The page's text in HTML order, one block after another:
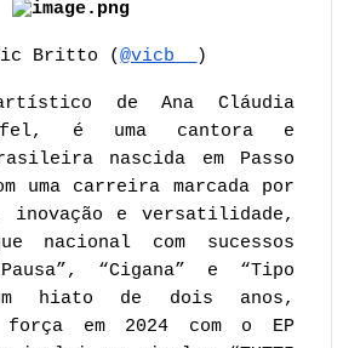
Britto (@vicb__ )
de Ana Cláudia
é uma cantora e
nascida em Passo
uma carreira marcada por
inovação e versatilidade,
nacional com sucessos
“Cigana” e “Tipo
hiato de dois anos,
força em 2024 com o EP